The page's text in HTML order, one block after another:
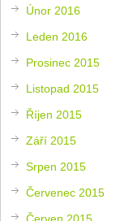
Únor 2016
Leden 2016
Prosinec 2015
Listopad 2015
Říjen 2015
Září 2015
Srpen 2015
Červenec 2015